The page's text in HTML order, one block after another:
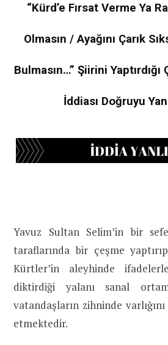
“Kürd’e Fırsat Verme Ya
Olmasın / Ayağını Çarık
Bulmasın…” Şiirini Yaptırdığı
İddiası Doğruyu
Yavuz Sultan Selim’in bir
taraflarında bir çeşme
Kürtler’in aleyhinde
diktirdiği yalanı sanal
vatandaşların zihninde
etmektedir.